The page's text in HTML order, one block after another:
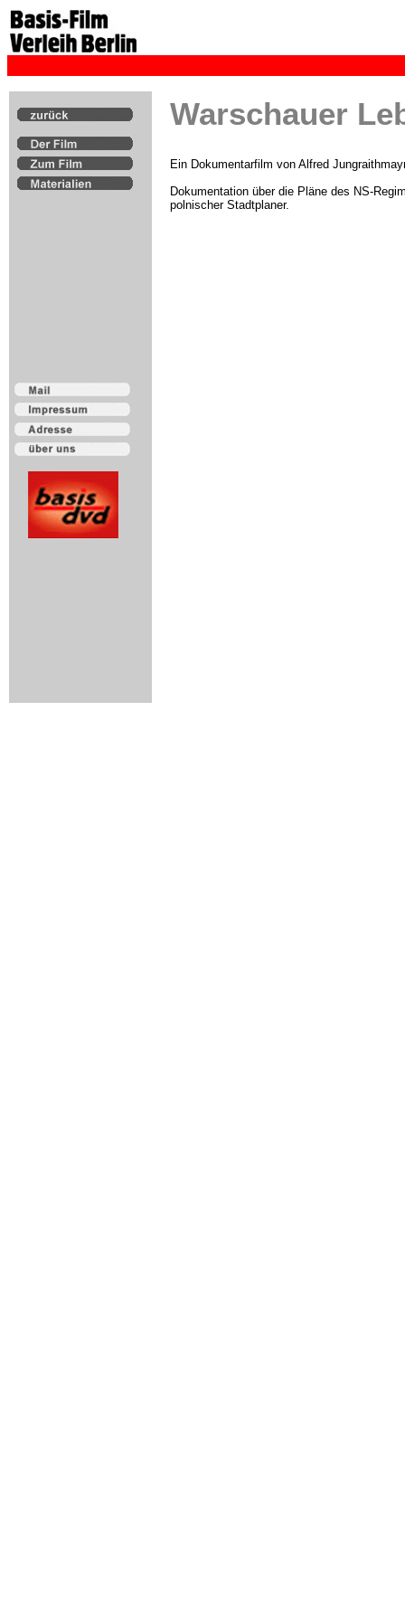
Warschauer
Ein Dokumentarfilm von Alfred
Dokumentation über die Pläne des NS-
polnischer Stadtplaner.